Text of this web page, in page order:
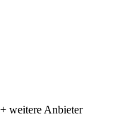
weitere Anbieter